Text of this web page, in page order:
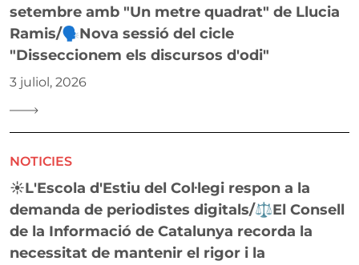
setembre amb "Un metre quadrat" de Llucia
Ramis/🗣️Nova sessió del cicle
"Disseccionem els discursos d'odi"
3 juliol, 2026
NOTICIES
☀️L'Escola d'Estiu del Col·legi respon a la
demanda de periodistes digitals/⚖️El Consell
de la Informació de Catalunya recorda la
necessitat de mantenir el rigor i la